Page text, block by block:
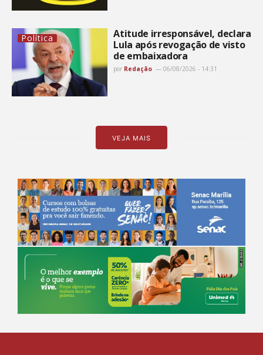
Política
Atitude irresponsável, declara
Lula após revogação de visto
de embaixadora
por Redação 06/08/2026 - 14:31
VEJA MAIS